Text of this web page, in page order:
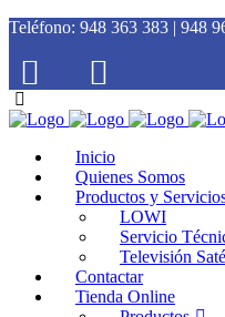
Teléfono: 948 363 383 | 948
Inicio
Quienes Somos
Productos y
LOWI
Servicio
Televisión
Contactar
Tienda Online